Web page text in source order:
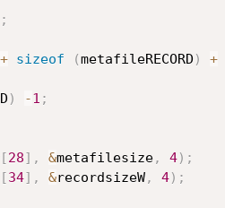
;
+ sizeof (metafileRECORD ) +
) -1 ;
[28] , &metafilesize, 4) ;
[34] , &recordsizeW, 4) ;